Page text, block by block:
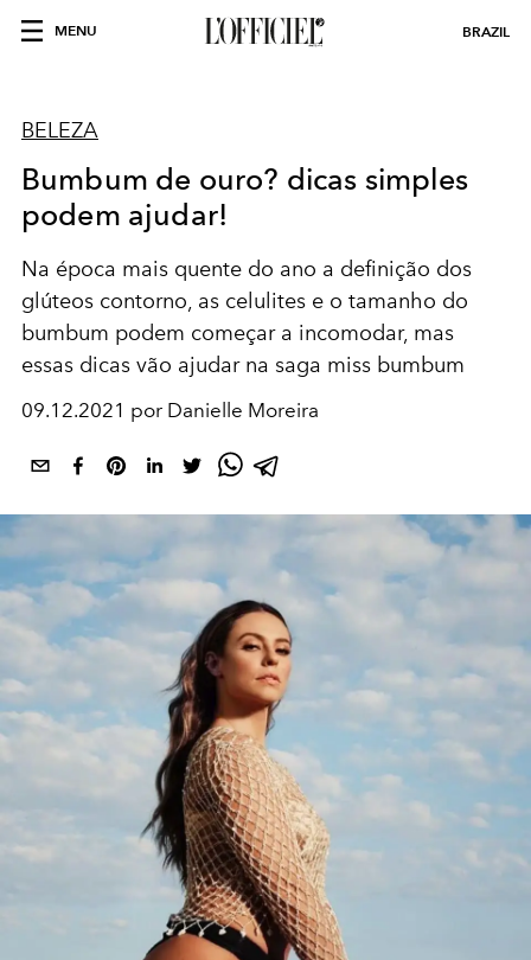
MENU BRAZIL
BELEZA
Bumbum de ouro? dicas simples
podem ajudar!
Na época mais quente do ano a definição dos
glúteos contorno, as celulites e o tamanho do
bumbum podem começar a incomodar, mas
essas dicas vão ajudar na saga miss bumbum
09.12.2021 por Danielle Moreira